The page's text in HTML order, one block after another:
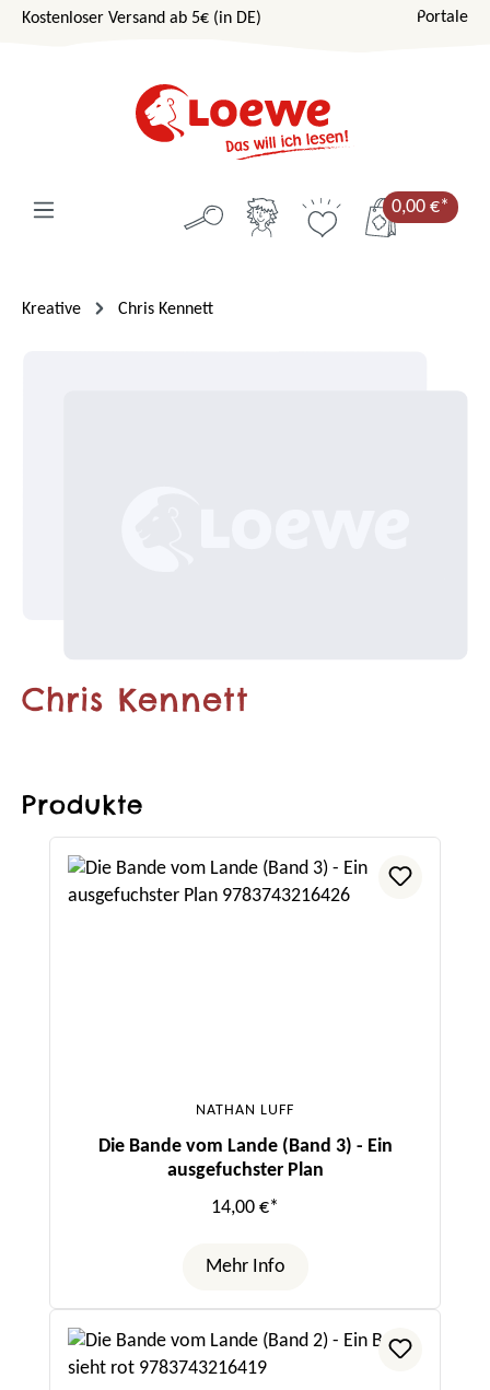
Zum Hauptinhalt springen
Kostenloser Versand ab 5€ (in DE) Portale
0,00 €*
Kreative Chris Kennett
Chris Kennett
Produkte
NATHAN LUFF
Die Bande vom Lande (Band 3) - Ein
ausgefuchster Plan
14,00 €*
Mehr Info